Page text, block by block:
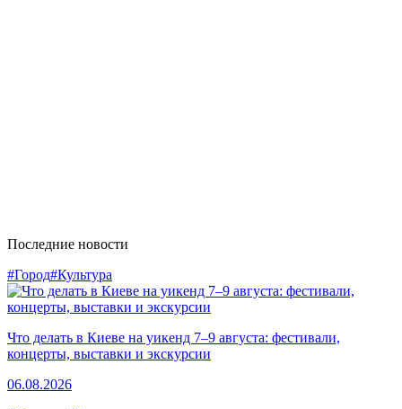
Последние новости
#Город#Культура
Что делать в Киеве на уикенд 7–9 августа: фестивали,
концерты, выставки и экскурсии
06.08.2026